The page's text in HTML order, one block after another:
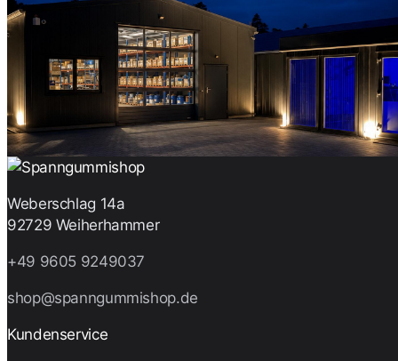
Weberschlag 14a
92729 Weiherhammer
+49 9605 9249037
shop@spanngummishop.de
Kundenservice